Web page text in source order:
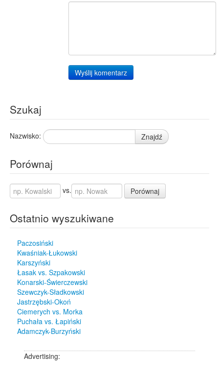
Wyślij komentarz
Szukaj
Nazwisko: Znajdź
Porównaj
vs. Porównaj
Ostatnio wyszukiwane
Paczosiński
Kwaśniak-Łukowski
Karszyński
Łasak vs. Szpakowski
Konarski-Świerczewski
Szewczyk-Sładkowski
Jastrzębski-Okoń
Ciemerych vs. Morka
Puchała vs. Łapiński
Adamczyk-Burzyński
Advertising: